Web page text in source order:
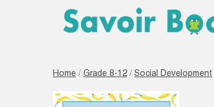
Home / Grade 8-12 / Social Development